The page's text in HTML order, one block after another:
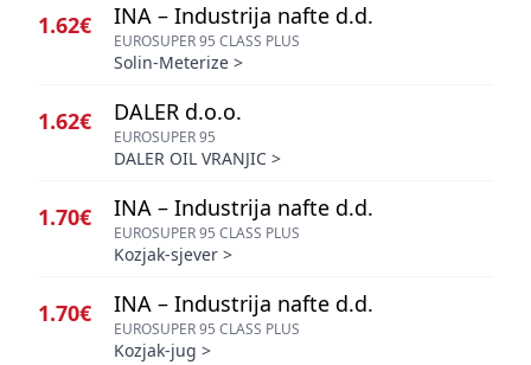
1.62€ INA – Industrija nafte d.d.
EUROSUPER 95 CLASS PLUS
Solin-Meterize >
1.62€ DALER d.o.o.
EUROSUPER 95
DALER OIL VRANJIC >
1.70€ INA – Industrija nafte d.d.
EUROSUPER 95 CLASS PLUS
Kozjak-sjever >
1.70€ INA – Industrija nafte d.d.
EUROSUPER 95 CLASS PLUS
Kozjak-jug >